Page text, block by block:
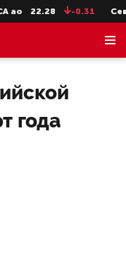
-0.31 СевСт-ао
года